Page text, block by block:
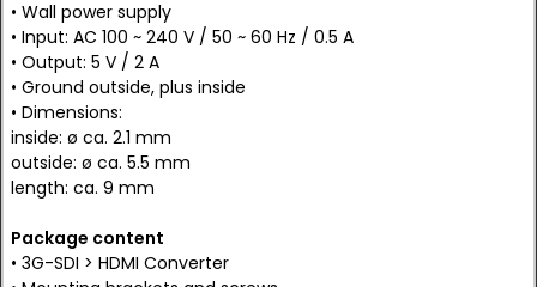
• Wall power supply
• Input: AC 100 ~ 240 V / 50 ~ 60 Hz / 0.5 A
• Output: 5 V / 2 A
• Ground outside, plus inside
• Dimensions:
inside: ø ca. 2.1 mm
outside: ø ca. 5.5 mm
length: ca. 9 mm
Package content
• 3G-SDI > HDMI Converter